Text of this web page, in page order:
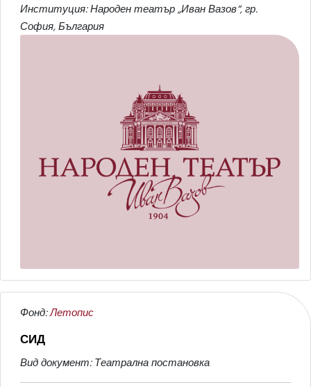
Институция: Народен театър „Иван Вазов“, гр.
София, България
Фонд:Летопис
СИД
Вид документ: Театрална постановка